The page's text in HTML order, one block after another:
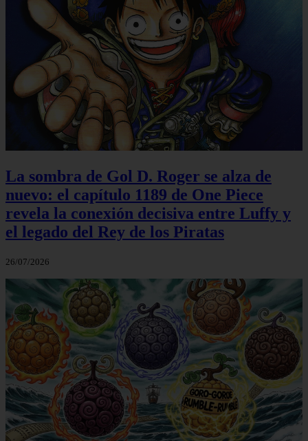
La sombra de Gol D. Roger se alza de
nuevo: el capítulo 1189 de One Piece
revela la conexión decisiva entre Luffy y
el legado del Rey de los Piratas
26/07/2026